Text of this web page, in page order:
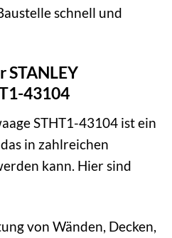
schnell und
STANLEY
43104
STHT1-43104 ist ein
in zahlreichen
kann. Hier sind
von Wänden, Decken,